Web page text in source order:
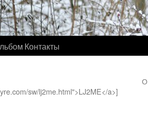
Контакты
sw/lj2me.html">LJ2ME</a>]
О